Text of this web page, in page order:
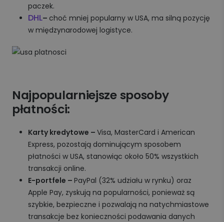
paczek.
DHL– choć mniej popularny w USA, ma silną pozycję
w międzynarodowej logistyce.
Najpopularniejsze sposoby
płatności:
Karty kredytowe – Visa, MasterCard i American
Express, pozostają dominującym sposobem
płatności w USA, stanowiąc około 50% wszystkich
transakcji online.
E-portfele – PayPal (32% udziału w rynku) oraz
Apple Pay, zyskują na popularności, ponieważ są
szybkie, bezpieczne i pozwalają na natychmiastowe
transakcje bez konieczności podawania danych